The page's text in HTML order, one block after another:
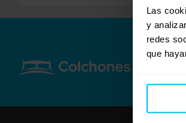
Las
y
redes
que